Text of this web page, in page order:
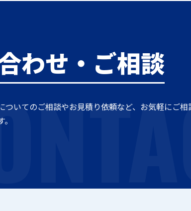
わせ・ご相談
ついてのご相談やお見積り依頼など、お気軽にご相